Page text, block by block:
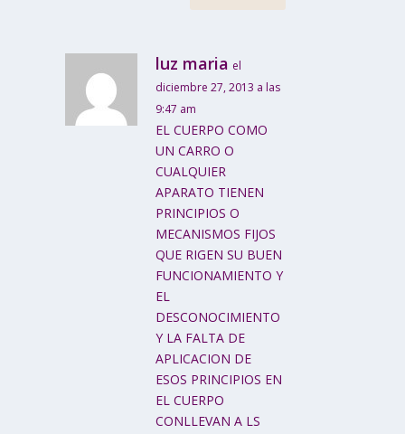
luz maria el
diciembre 27, 2013 a las
9:47 am
EL CUERPO COMO
UN CARRO O
CUALQUIER
APARATO TIENEN
PRINCIPIOS O
MECANISMOS FIJOS
QUE RIGEN SU BUEN
FUNCIONAMIENTO Y
EL
DESCONOCIMIENTO
Y LA FALTA DE
APLICACION DE
ESOS PRINCIPIOS EN
EL CUERPO
CONLLEVAN A LS